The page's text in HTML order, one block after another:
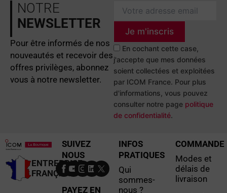
NOTRE
NEWSLETTER
Pour être informés de nos
nouveautés et recevoir des
offres privilèges, abonnez
vous à notre newsletter.
Je m'inscris
En cochant cette case,
j'accepte que mes données
soient collectées et exploitées
par ICOM France. Pour plus
d'informations, vous pouvez
consulter notre page politique
de confidentialité.
ENTREPRISE
FRANÇAISE
INFOS
PRATIQUES
Qui
sommes-
nous ?
COMMANDE
Modes et
délais de
livraison
SUIVEZ
NOUS
PAYEZ EN